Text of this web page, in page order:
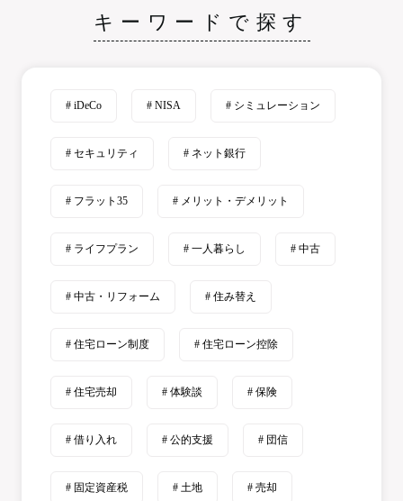
キーワードで探す
# iDeCo # NISA # シミュレーション
# セキュリティ # ネット銀行
# フラット35 # メリット・デメリット
# ライフプラン # 一人暮らし # 中古
# 中古・リフォーム # 住み替え
# 住宅ローン制度 # 住宅ローン控除
# 住宅売却 # 体験談 # 保険
# 借り入れ # 公的支援 # 団信
# 固定資産税 # 土地 # 売却